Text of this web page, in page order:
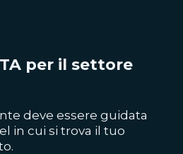
per il settore
deve essere guidata
in cui si trova il tuo